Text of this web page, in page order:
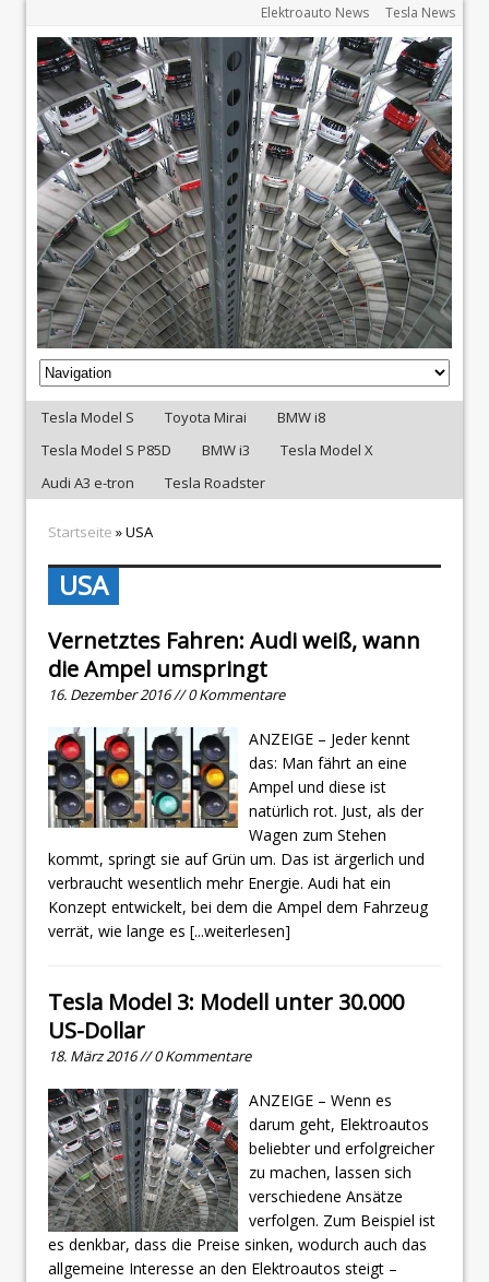
Elektroauto News Tesla News
Tesla Model S Toyota Mirai
BMW i8
Tesla Model S P85D
BMW i3
Tesla Model X
Audi A3 e-tron
Tesla Roadster
Startseite » USA
USA
Vernetztes Fahren: Audi weiß, wann
die Ampel umspringt
16. Dezember 2016 // 0 Kommentare
ANZEIGE – Jeder kennt
das: Man fährt an eine
Ampel und diese ist
natürlich rot. Just, als der
Wagen zum Stehen
kommt, springt sie auf Grün um. Das ist ärgerlich und
verbraucht wesentlich mehr Energie. Audi hat ein
Konzept entwickelt, bei dem die Ampel dem Fahrzeug
verrät, wie lange es [...weiterlesen]
Tesla Model 3: Modell unter 30.000
US-Dollar
18. März 2016 // 0 Kommentare
ANZEIGE – Wenn es
darum geht, Elektroautos
beliebter und erfolgreicher
zu machen, lassen sich
verschiedene Ansätze
verfolgen. Zum Beispiel ist
es denkbar, dass die Preise sinken, wodurch auch das
allgemeine Interesse an den Elektroautos steigt –